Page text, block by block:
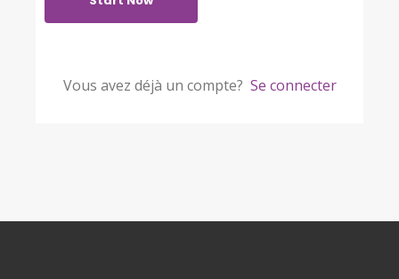
Vous avez déjà un compte? Se connecter